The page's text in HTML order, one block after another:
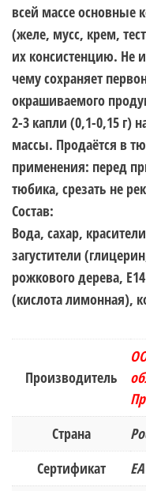
всей массе основные
(желе, мусс, крем,
их консистенцию. Не
чему сохраняет
окрашиваемого
2-3 капли (0,1-0,15 г)
массы. Продаётся в
применения: перед
тюбика, срезать не
Состав:
Вода, сахар,
загустители
рожкового дерева,
(кислота лимонная),
Производитель
Страна
Сертификат